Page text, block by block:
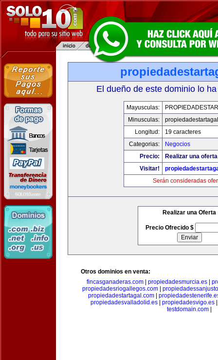
El dueño de este dominio lo
Mayusculas:
Minusculas:
Longitud:
19 caracteres
Categorias:
Negocios
Precio:
Realizar una
Visitar!
Serán consideradas
Realizar una Oferta
Precio Ofrecido $
Otros dominios en venta:
fincasganaderas.com
propiedadesmurcia.es
propiedadesriogallegos.com|
propiedadestartagal.com|
propiedadesvalladolid.es
propiedadesvigo.es
testdomain.com